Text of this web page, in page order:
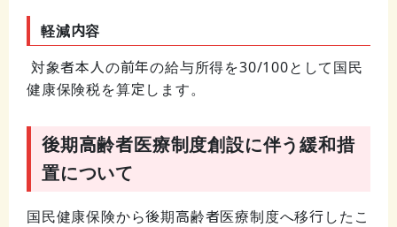
軽減内容
対象者本人の前年の給与所得を30/100として国民
健康保険税を算定します。
後期高齢者医療制度創設に伴う緩和措
置について
国民健康保険から後期高齢者医療制度へ移行したこ